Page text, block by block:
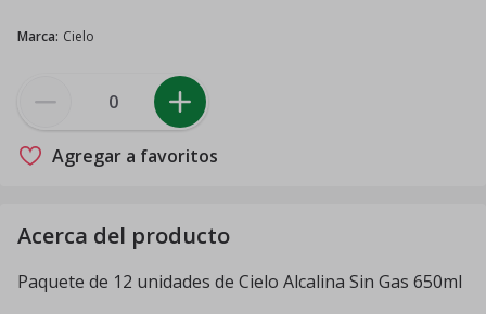
Marca: Cielo
Agregar a favoritos
Acerca del producto
Paquete de 12 unidades de Cielo Alcalina Sin Gas 650ml